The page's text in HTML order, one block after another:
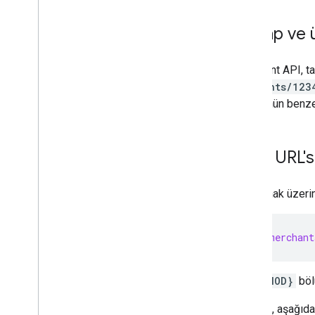
Hesap ve
Merchant API,
accounts/
ise ürünün
İstek
Bir kaynak
https://
:{METHOD}
Örneğin,